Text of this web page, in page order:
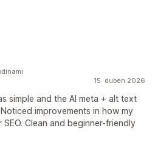
15. duben 2026
simple and the AI meta + alt text
improvements in how my
Clean and beginner-friendly